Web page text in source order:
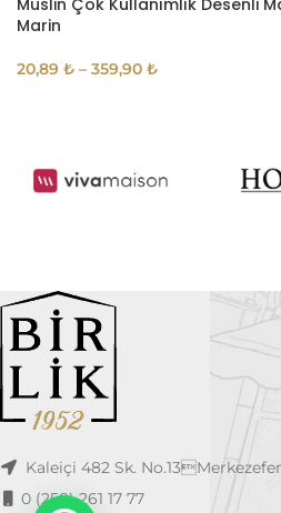
Müslin Çok Kullanımlık Desenli
Marin
20,89 ₺ – 359,90 ₺
Kaleiçi 482 Sk.
0 (258) 261 17 77